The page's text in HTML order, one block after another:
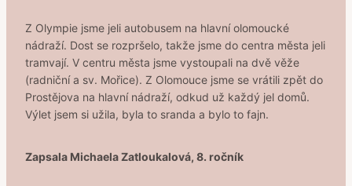
Z Olympie jsme jeli autobusem na hlavní olomoucké
nádraží. Dost se rozpršelo, takže jsme do centra města jeli
tramvají. V centru města jsme vystoupali na dvě věže
(radniční a sv. Mořice). Z Olomouce jsme se vrátili zpět do
Prostějova na hlavní nádraží, odkud už každý jel domů.
Výlet jsem si užila, byla to sranda a bylo to fajn.
Zapsala Michaela Zatloukalová, 8. ročník